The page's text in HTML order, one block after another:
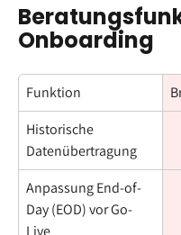
Onboarding
Funktion
Historische
Datenübertragung
Anpassung End-of-
Day (EOD) vor Go-
Live